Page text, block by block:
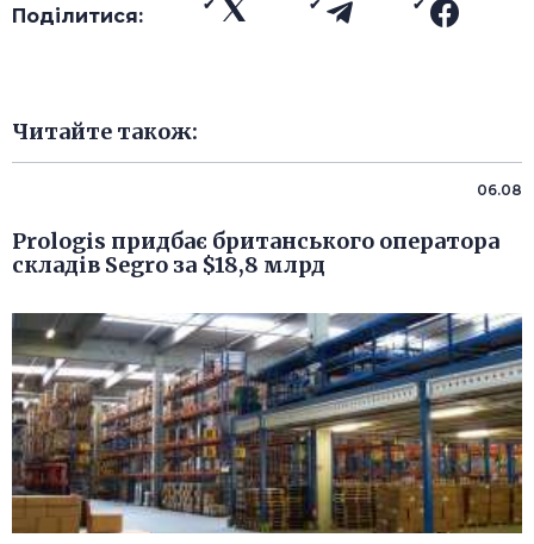
Поділитися:
Читайте також:
06.08
Prologis придбає британського оператора
складів Segro за $18,8 млрд